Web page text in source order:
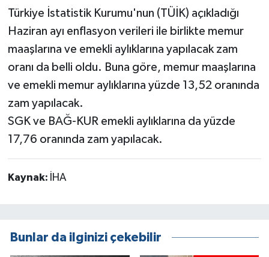
Türkiye İstatistik Kurumu'nun (TÜİK) açıkladığı
Haziran ayı enflasyon verileri ile birlikte memur
maaşlarına ve emekli aylıklarına yapılacak zam
oranı da belli oldu. Buna göre, memur maaşlarına
ve emekli memur aylıklarına yüzde 13,52 oranında
zam yapılacak.
SGK ve BAĞ-KUR emekli aylıklarına da yüzde
17,76 oranında zam yapılacak.
Kaynak: İHA
Bunlar da ilginizi çekebilir